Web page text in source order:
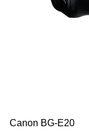
Canon BG-E20